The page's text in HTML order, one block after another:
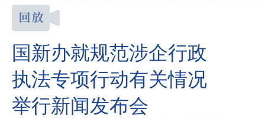
国新办就规范涉企行政
执法专项行动有关情况
举行新闻发布会